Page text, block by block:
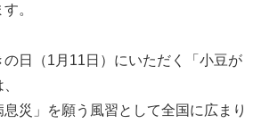
。
日（1月11日）にいただく「小豆が
息災」を願う風習として全国に広まり